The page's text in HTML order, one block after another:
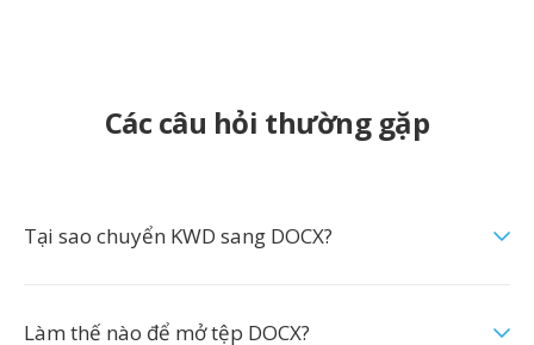
Các câu hỏi thường gặp
Tại sao chuyển KWD sang DOCX?
Làm thế nào để mở tệp DOCX?